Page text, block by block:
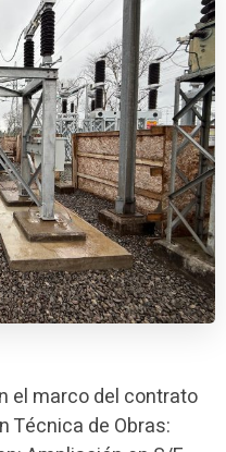
el marco del contrato
Técnica de Obras: